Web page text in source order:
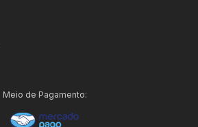
Meio de Pagamento: